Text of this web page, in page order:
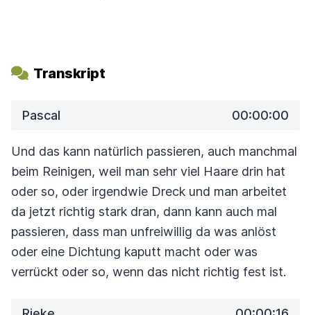
Transkript
Pascal 00:00:00
Und das kann natürlich passieren, auch manchmal
beim Reinigen, weil man sehr viel Haare drin hat
oder so, oder irgendwie Dreck und man arbeitet
da jetzt richtig stark dran, dann kann auch mal
passieren, dass man unfreiwillig da was anlöst
oder eine Dichtung kaputt macht oder was
verrückt oder so, wenn das nicht richtig fest ist.